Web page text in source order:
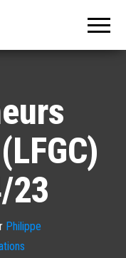
23
Philippe